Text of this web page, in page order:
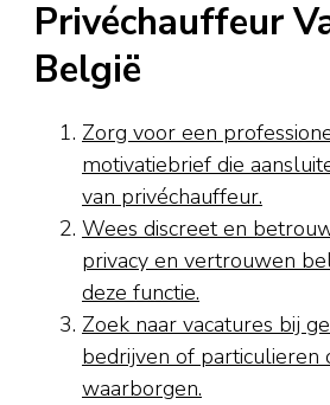
Privéchauffeur
België
Zorg voor een
motivatiebrief die
van privéchauffeur.
Wees discreet en
privacy en vertrouwen
deze functie.
Zoek naar vacatures bij
bedrijven of particulieren
waarborgen.